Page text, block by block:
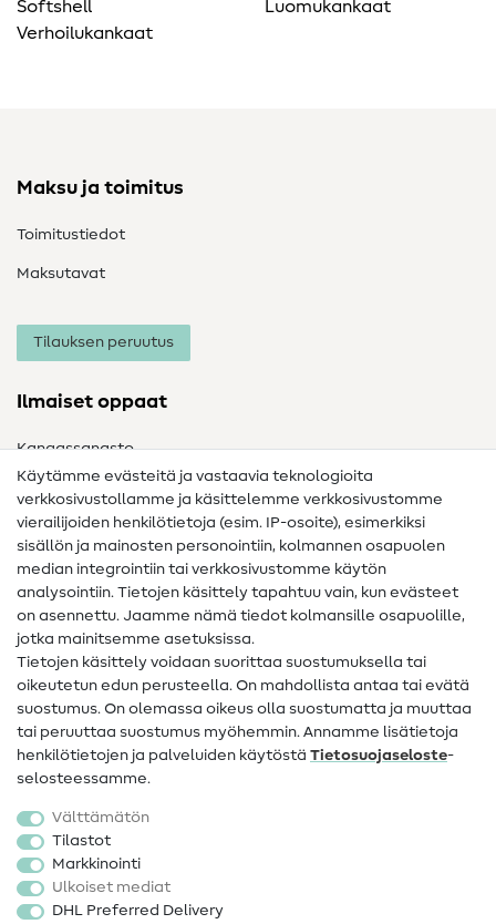
Softshell
Verhoilukankaat
Luomukankaat
Maksu ja toimitus
Toimitustiedot
Maksutavat
Tilauksen peruutus
Ilmaiset oppaat
Kangassanasto
Ompelusanasto
Ompeluohjeet
Apua ja yhteystiedot
Yhteystiedot
Tietoa omistajanvaihdoksesta
Peruutusoikeus
Suosittu
Kankaat
Ompelutarvikkeet
Ale
Käytämme evästeitä ja vastaavia teknologioita
verkkosivustollamme ja käsittelemme verkkosivustomme
vierailijoiden henkilötietoja (esim. IP-osoite), esimerkiksi
sisällön ja mainosten personointiin, kolmannen osapuolen
median integrointiin tai verkkosivustomme käytön
analysointiin. Tietojen käsittely tapahtuu vain, kun evästeet
on asennettu. Jaamme nämä tiedot kolmansille osapuolille,
jotka mainitsemme asetuksissa.
Tietojen käsittely voidaan suorittaa suostumuksella tai
oikeutetun edun perusteella. On mahdollista antaa tai evätä
suostumus. On olemassa oikeus olla suostumatta ja muuttaa
tai peruuttaa suostumus myöhemmin. Annamme lisätietoja
henkilötietojen ja palveluiden käytöstä Tietosuojaseloste-
selosteessamme.
Välttämätön
Tilastot
Markkinointi
Ulkoiset mediat
DHL Preferred Delivery